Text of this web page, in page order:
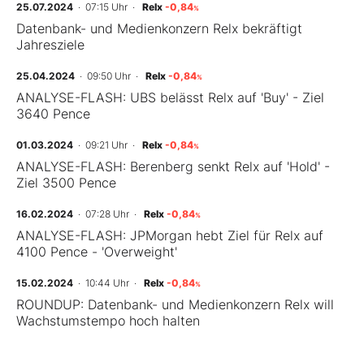
25.07.2024 · 07:15 Uhr · Relx -0,84%
Datenbank- und Medienkonzern Relx bekräftigt
Jahresziele
25.04.2024 · 09:50 Uhr · Relx -0,84%
ANALYSE-FLASH: UBS belässt Relx auf 'Buy' - Ziel
3640 Pence
01.03.2024 · 09:21 Uhr · Relx -0,84%
ANALYSE-FLASH: Berenberg senkt Relx auf 'Hold' -
Ziel 3500 Pence
16.02.2024 · 07:28 Uhr · Relx -0,84%
ANALYSE-FLASH: JPMorgan hebt Ziel für Relx auf
4100 Pence - 'Overweight'
15.02.2024 · 10:44 Uhr · Relx -0,84%
ROUNDUP: Datenbank- und Medienkonzern Relx will
Wachstumstempo hoch halten